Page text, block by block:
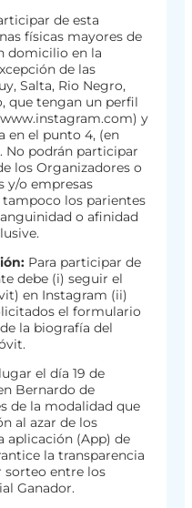
de esta
físicas mayores de
domicilio en la
de las
Salta, Rio Negro,
que tengan un perfil
y
en el punto 4, (en
No podrán participar
los Organizadores o
y/o empresas
los parientes
o afinidad
Para participar de
debe (i) seguir el
en Instagram (ii)
el formulario
la biografía del
el día 19 de
Bernardo de
de la modalidad que
al azar de los
aplicación (App) de
la transparencia
sorteo entre los
Ganador.